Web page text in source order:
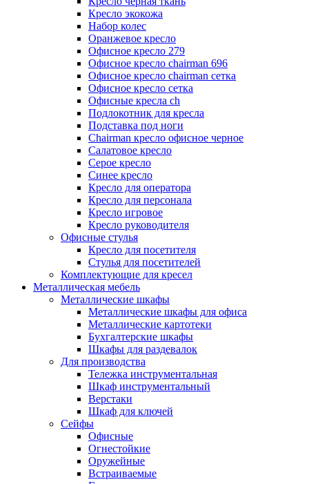
Кресло экокожа
Набор колес
Оранжевое кресло
Офисное кресло 279
Офисное кресло chairman 696
Офисное кресло chairman сетка
Офисное кресло сетка
Офисные кресла ch
Подлокотник для кресла
Подставка под ноги
Сhairman кресло офисное черное
Салатовое кресло
Серое кресло
Синее кресло
Кресло для оператора
Кресло для персонала
Кресло игровое
Кресло руководителя
Офисные стулья
Кресло для посетителя
Стулья для посетителей
Комплектующие для кресел
Металлическая мебель
Металлические шкафы
Металлические шкафы для офиса
Металлические картотеки
Бухгалтерские шкафы
Шкафы для раздевалок
Для производства
Тележка инструментальная
Шкаф инструментальный
Верстаки
Шкаф для ключей
Сейфы
Офисные
Огнестойкие
Оружейные
Встраиваемые